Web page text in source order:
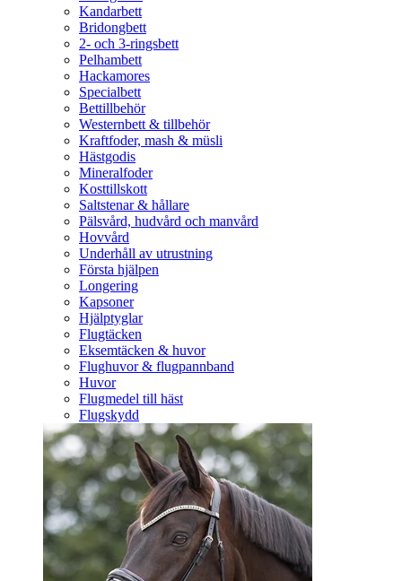
Kandarbett
Bridongbett
2- och 3-ringsbett
Pelhambett
Hackamores
Specialbett
Bettillbehör
Westernbett & tillbehör
Kraftfoder, mash & müsli
Hästgodis
Mineralfoder
Kosttillskott
Saltstenar & hållare
Pälsvård, hudvård och manvård
Hovvård
Underhåll av utrustning
Första hjälpen
Longering
Kapsoner
Hjälptyglar
Flugtäcken
Eksemtäcken & huvor
Flughuvor & flugpannband
Huvor
Flugmedel till häst
Flugskydd